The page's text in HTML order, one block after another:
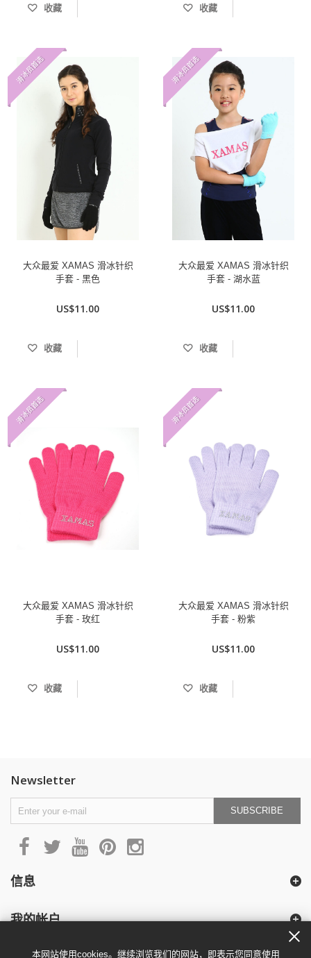
收藏 收藏
大众最爱 XAMAS 滑冰针织
手套 - 黑色
滑冰员首选
US$11.00
收藏
大众最爱 XAMAS 滑冰针织
手套 - 湖水蓝
滑冰员首选
US$11.00
收藏
大众最爱 XAMAS 滑冰针织
手套 - 玫红
滑冰员首选
US$11.00
收藏
大众最爱 XAMAS 滑冰针织
手套 - 粉紫
滑冰员首选
US$11.00
收藏
Newsletter
SUBSCRIBE
信息
我的帐户
本网站使用cookies。继续浏览我们的网站，即表示您同意使用